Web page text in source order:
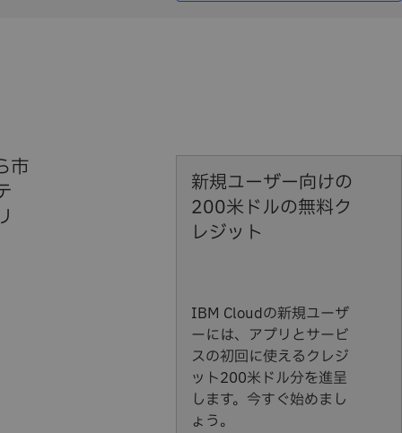
市
新規ユーザー向けの
200米ドルの無料ク
レジット
IBM Cloudの新規ユーザ
ーには、アプリとサービ
スの初回に使えるクレジ
ット200米ドル分を進呈
します。今すぐ始めまし
ょう。